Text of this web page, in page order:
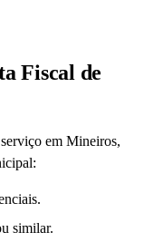
Fiscal de
em Mineiros,
similar.